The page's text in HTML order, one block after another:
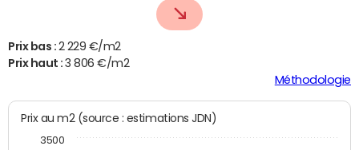
Prix bas : 2 229 €/m2
Prix haut :3 806 €/m2
Méthodologie
Prix au m2 (source : estimations JDN)
3500